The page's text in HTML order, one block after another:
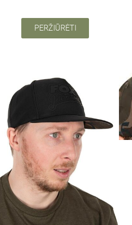
PERŽIŪRĖTI